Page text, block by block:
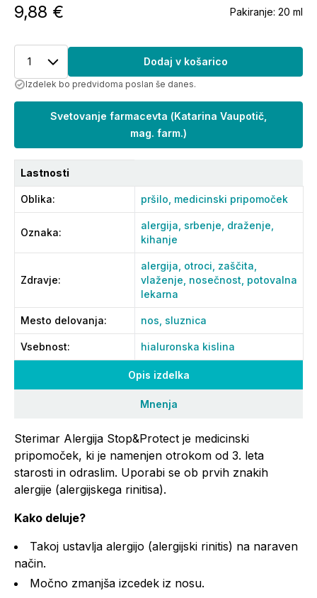
Opis izdelka
Mnenja
Sterimar Alergija Stop&Protect je medicinski
pripomoček, ki je namenjen otrokom od 3. leta
starosti in odraslim. Uporabi se ob prvih znakih
alergije (alergijskega rinitisa).
Kako deluje?
Takoj ustavlja alergijo (alergijski rinitis) na naraven
način.
Močno zmanjša izcedek iz nosu.
9,88 € Pakiranje: 20 ml
1 Dodaj v košarico
Izdelek bo predvidoma poslan še danes.
Svetovanje farmacevta (Katarina Vaupotič,
mag. farm.)
Lastnosti
Oblika: pršilo, medicinski pripomoček
Oznaka:
alergija, srbenje, draženje,
kihanje
Zdravje:
alergija, otroci, zaščita,
vlaženje, nosečnost, potovalna
lekarna
Mesto delovanja: nos, sluznica
Vsebnost: hialuronska kislina